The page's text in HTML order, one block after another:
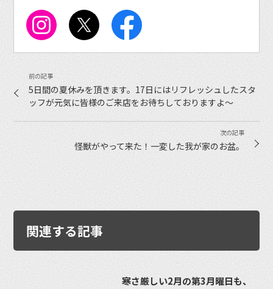
5日間の夏休みを頂きます。17日にはリフレッシュしたスタ
ッフが元気に皆様のご来店をお待ちしておりますよ〜
怪獣がやって来た！一変した我が家のお盆。
関連する記事
寒さ厳しい2月の第3月曜日も、